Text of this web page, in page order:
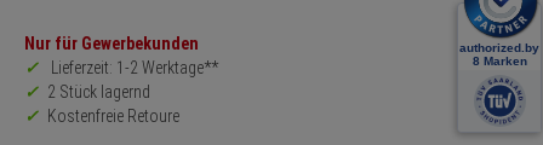
Nur für Gewerbekunden
Lieferzeit: 1-2 Werktage**
2 Stück lagernd
Kostenfreie Retoure